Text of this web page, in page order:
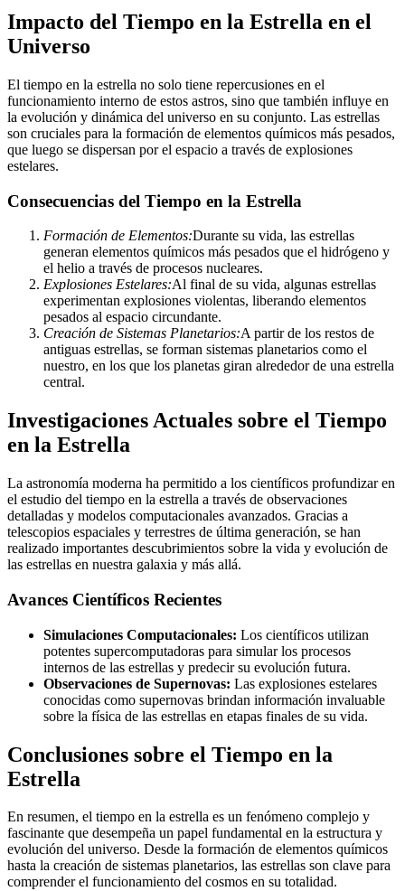
Impacto del Tiempo en la Estrella en el
Universo
El tiempo en la estrella no solo tiene repercusiones en el
funcionamiento interno de estos astros, sino que también influye en
la evolución y dinámica del universo en su conjunto. Las estrellas
son cruciales para la formación de elementos químicos más pesados,
que luego se dispersan por el espacio a través de explosiones
estelares.
Consecuencias del Tiempo en la Estrella
Formación de Elementos:Durante su vida, las estrellas
generan elementos químicos más pesados que el hidrógeno y
el helio a través de procesos nucleares.
Explosiones Estelares:Al final de su vida, algunas estrellas
experimentan explosiones violentas, liberando elementos
pesados al espacio circundante.
Creación de Sistemas Planetarios:A partir de los restos de
antiguas estrellas, se forman sistemas planetarios como el
nuestro, en los que los planetas giran alrededor de una estrella
central.
Investigaciones Actuales sobre el Tiempo
en la Estrella
La astronomía moderna ha permitido a los científicos profundizar en
el estudio del tiempo en la estrella a través de observaciones
detalladas y modelos computacionales avanzados. Gracias a
telescopios espaciales y terrestres de última generación, se han
realizado importantes descubrimientos sobre la vida y evolución de
las estrellas en nuestra galaxia y más allá.
Avances Científicos Recientes
Simulaciones Computacionales: Los científicos utilizan
potentes supercomputadoras para simular los procesos
internos de las estrellas y predecir su evolución futura.
Observaciones de Supernovas: Las explosiones estelares
conocidas como supernovas brindan información invaluable
sobre la física de las estrellas en etapas finales de su vida.
Conclusiones sobre el Tiempo en la
Estrella
En resumen, el tiempo en la estrella es un fenómeno complejo y
fascinante que desempeña un papel fundamental en la estructura y
evolución del universo. Desde la formación de elementos químicos
hasta la creación de sistemas planetarios, las estrellas son clave para
comprender el funcionamiento del cosmos en su totalidad.